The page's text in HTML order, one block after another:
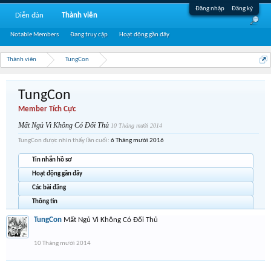
Đăng nhập Đăng ký
Thành viên TungCon
TungCon
Member Tích Cực
Mất Ngủ Vì Không Có Đối Thủ 10 Tháng mười 2014
TungCon được nhìn thấy lần cuối: 6 Tháng mười 2016
Tin nhắn hồ sơ
Hoạt động gần đây
Các bài đăng
Thông tin
TungCon Mất Ngủ Vì Không Có Đối Thủ
10 Tháng mười 2014
Diễn đàn Thành viên
Notable Members Đang truy cập Hoạt động gần đây